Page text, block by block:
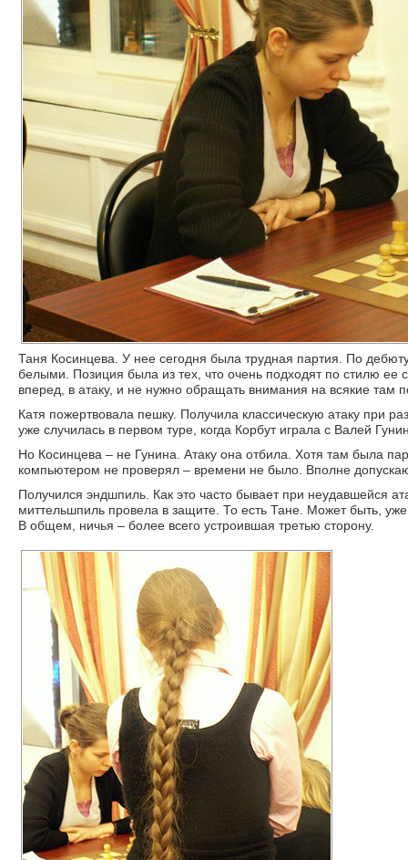
Таня Косинцева. У нее сегодня была трудная партия. По
белыми. Позиция была из тех, что очень подходят по стилю ее
вперед, в атаку, и не нужно обращать внимания на всякие там
Катя пожертвовала пешку. Получила классическую атаку при
уже случилась в первом туре, когда Корбут играла с Валей
Но Косинцева – не Гунина. Атаку она отбила. Хотя там была
компьютером не проверял – времени не было. Вполне
Получился эндшпиль. Как это часто бывает при неудавшейся
миттельшпиль провела в защите. То есть Тане. Может быть,
В общем, ничья – более всего устроившая третью сторону.